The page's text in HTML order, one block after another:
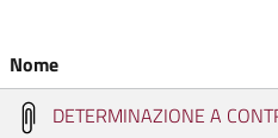
Nome
DETERMINAZIONE A